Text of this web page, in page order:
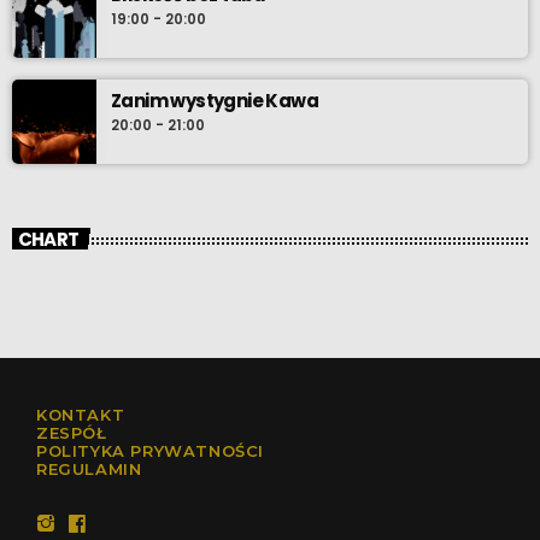
19:00 - 20:00
Zanim wystygnie Kawa
20:00 - 21:00
CHART
KONTAKT
ZESPÓŁ
POLITYKA PRYWATNOŚCI
REGULAMIN